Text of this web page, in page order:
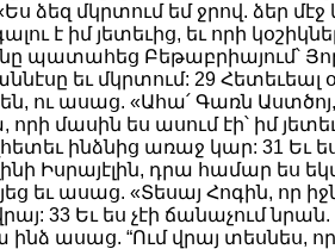
ձեզ մկրտում եմ ջրով. ձեր մէջ
է իմ յետեւից, եւ որի
պատահեց Բեթաբրիայում՝
եւ մկրտում: 29
ու ասաց. «Ահա՛ Գառն
որի մասին ես ասում էի՝ իմ
ինձնից առաջ կար: 31 Եւ
Իսրայէլին, դրա համար ես
եւ ասաց. «Տեսայ Հոգին, որ
33 Եւ ես չէի ճանաչում
ինձ ասաց. “Ում վրայ տեսնես, որ